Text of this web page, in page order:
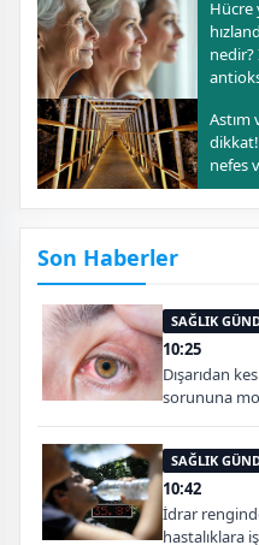
Hücre
Astım
nefes
Son Haberler
SAĞLIK
10:25
Dışarıdan
sorununa
SAĞLIK
10:42
İdrar
hastalıklara